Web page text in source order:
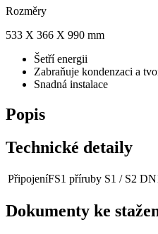
Rozměry
533 X 366 X 990 mm
Šetří energii
Zabraňuje kondenzaci a
Snadná instalace
Popis
Technické detaily
PřipojeníFS1 příruby S1 / S2
Dokumenty ke